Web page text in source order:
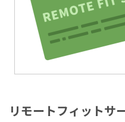
リモートフィットサ
メ
ー